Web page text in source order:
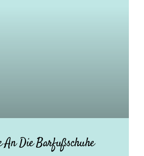
An Die Barfußschuhe